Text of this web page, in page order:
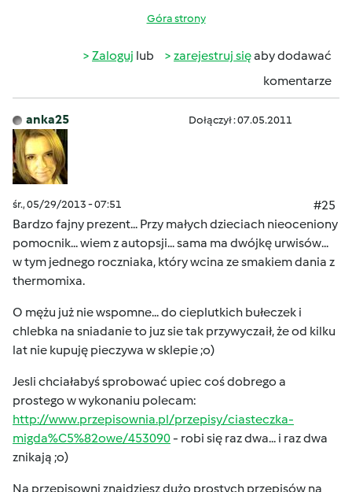
Góra strony
Zaloguj lub zarejestruj sięaby dodawać
komentarze
anka25 Dołączył : 07.05.2011
śr., 05/29/2013 - 07:51
#25
Bardzo fajny prezent... Przy małych dzieciach nieoceniony
pomocnik... wiem z autopsji... sama ma dwójkę urwisów...
w tym jednego roczniaka, który wcina ze smakiem dania z
thermomixa.
O mężu już nie wspomne... do cieplutkich bułeczek i
chlebka na sniadanie to juz sie tak przywyczaił, że od kilku
lat nie kupuję pieczywa w sklepie ;o)
Jesli chciałabyś sprobować upiec coś dobrego a
prostego w wykonaniu polecam:
http://www.przepisownia.pl/przepisy/ciasteczka-
migda%C5%82owe/453090- robi się raz dwa... i raz dwa
znikają ;o)
Na przepisowni znajdziesz dużo prostych przepisów na